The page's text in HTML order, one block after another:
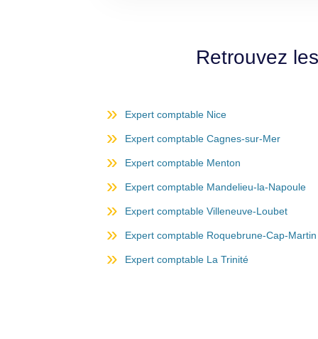
Retrouvez
Expert comptable Nice
Expert comptable Cagnes-sur-Mer
Expert comptable Menton
Expert comptable Mandelieu-la-Napoule
Expert comptable Villeneuve-Loubet
Expert comptable Roquebrune-Cap-Martin
Expert comptable La Trinité